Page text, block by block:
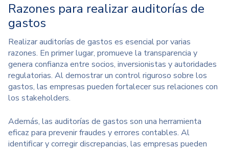
Razones para realizar auditorías de
gastos
Realizar auditorías de gastos es esencial por varias
razones. En primer lugar, promueve la transparencia y
genera confianza entre socios, inversionistas y autoridades
regulatorias. Al demostrar un control riguroso sobre los
gastos, las empresas pueden fortalecer sus relaciones con
los stakeholders.
Además, las auditorías de gastos son una herramienta
eficaz para prevenir fraudes y errores contables. Al
identificar y corregir discrepancias, las empresas pueden